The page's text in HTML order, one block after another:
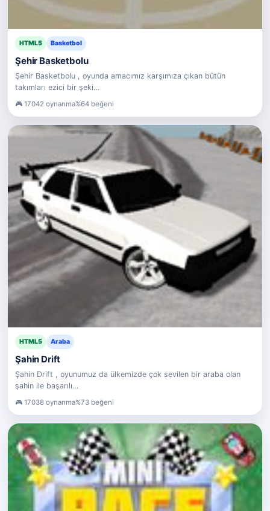
HTML5 Basketbol
Şehir Basketbolu
Şehir Basketbolu , oyunda amacımız karşımıza çıkan bütün
takımları ezici bir şeki…
17042 oynanma%64 beğeni
HTML5 Araba
Şahin Drift
Şahin Drift , oyunumuz da ülkemizde çok sevilen bir araba olan
şahin ile başarılı…
17038 oynanma%73 beğeni